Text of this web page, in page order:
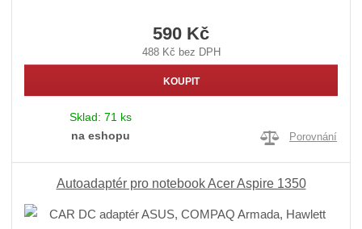
590 Kč
488 Kč bez DPH
KOUPIT
Sklad: 71 ks
na eshopu
Porovnání
Autoadaptér pro notebook Acer Aspire 1350